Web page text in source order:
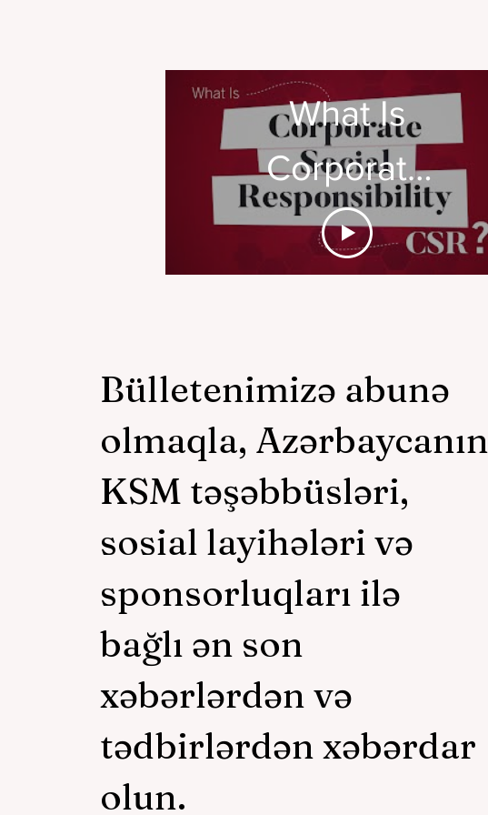
What Is
Corporate
Social
Responsibility
Business:
Explained
Bülletenimizə abunə
olmaqla, Azərbaycanın
KSM təşəbbüsləri,
sosial layihələri və
sponsorluqları ilə
bağlı ən son
xəbərlərdən və
tədbirlərdən xəbərdar
olun.